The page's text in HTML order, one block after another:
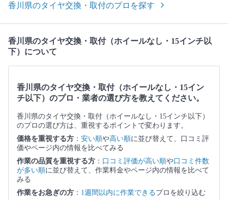
香川県のタイヤ交換・取付のプロを探す
香川県のタイヤ交換・取付（ホイールなし・15インチ以
下）について
香川県のタイヤ交換・取付（ホイールなし・15イン
チ以下）のプロ・業者の選び方を教えてください。
香川県のタイヤ交換・取付（ホイールなし・15インチ以下）
のプロの選び方は、重視するポイントで変わります。
価格を重視する方 ： 安い順や高い順に並び替えて、口コミ評
価やページ内の情報を比べてみる
作業の品質を重視する方 ： 口コミ評価が高い順や口コミ件数
が多い順に並び替えて、作業料金やページ内の情報を比べて
みる
作業をお急ぎの方 ： 1週間以内に作業できるプロを絞り込む